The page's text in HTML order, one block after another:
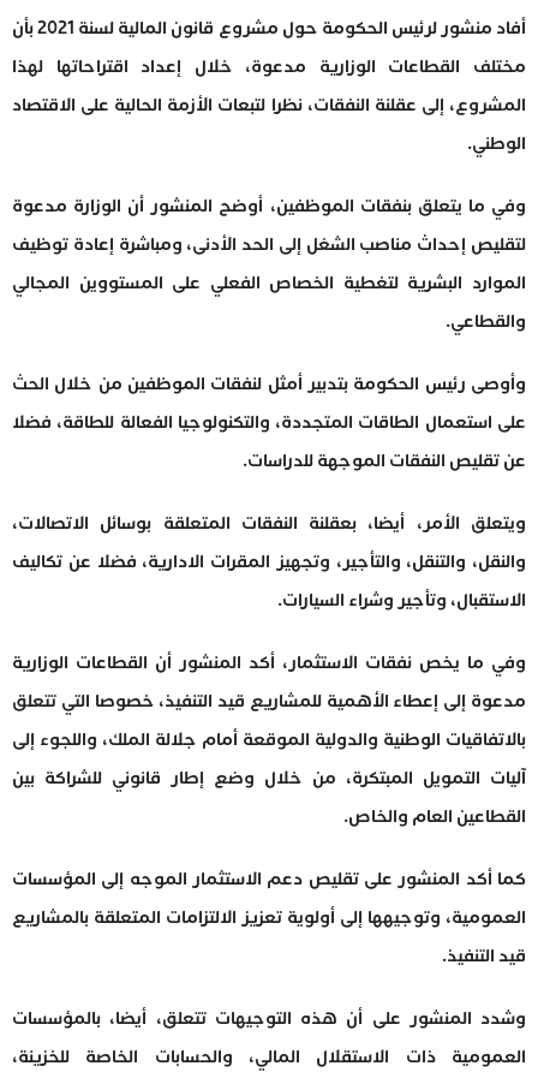
أفاد منشور لرئيس الحكومة حول مشروع قانون المالية لسنة 2021 بأن
مختلف القطاعات الوزارية مدعوة، خلال إعداد اقتراحاتها لهذا
المشروع، إلى عقلنة النفقات، نظرا لتبعات الأزمة الحالية على الاقتصاد
الوطني.
وفي ما يتعلق بنفقات الموظفين، أوضح المنشور أن الوزارة مدعوة
لتقليص إحداث مناصب الشغل إلى الحد الأدنى، ومباشرة إعادة توظيف
الموارد البشرية لتغطية الخصاص الفعلي على المستووين المجالي
والقطاعي.
وأوصى رئيس الحكومة بتدبير أمثل لنفقات الموظفين من خلال الحث
على استعمال الطاقات المتجددة، والتكنولوجيا الفعالة للطاقة، فضلا
عن تقليص النفقات الموجهة للدراسات.
ويتعلق الأمر، أيضا، بعقلنة النفقات المتعلقة بوسائل الاتصالات،
والنقل، والتنقل، والتأجير، وتجهيز المقرات الادارية، فضلا عن تكاليف
الاستقبال، وتأجير وشراء السيارات.
وفي ما يخص نفقات الاستثمار، أكد المنشور أن القطاعات الوزارية
مدعوة إلى إعطاء الأهمية للمشاريع قيد التنفيذ، خصوصا التي تتعلق
بالاتفاقيات الوطنية والدولية الموقعة أمام جلالة الملك، واللجوء إلى
آليات التمويل المبتكرة، من خلال وضع إطار قانوني للشراكة بين
القطاعين العام والخاص.
كما أكد المنشور على تقليص دعم الاستثمار الموجه إلى المؤسسات
العمومية، وتوجيهها إلى أولوية تعزيز الالتزامات المتعلقة بالمشاريع
قيد التنفيذ.
وشدد المنشور على أن هذه التوجيهات تتعلق، أيضا، بالمؤسسات
العمومية ذات الاستقلال المالي، والحسابات الخاصة للخزينة،